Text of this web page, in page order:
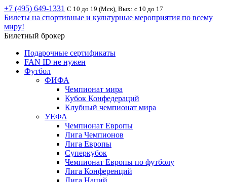
+7 (495) 649-1331 С 10 до 19 (Мск), Вых: с 10 до 17
Билеты на спортивные и культурные мероприятия по всему
миру!
Билетный брокер
Подарочные сертификаты
FAN ID не нужен
Футбол
ФИФА
Чемпионат мира
Кубок Конфедераций
Клубный чемпионат мира
УЕФА
Чемпионат Европы
Лига Чемпионов
Лига Европы
Суперкубок
Чемпионат Европы по футболу
Лига Конференций
Лига Наций